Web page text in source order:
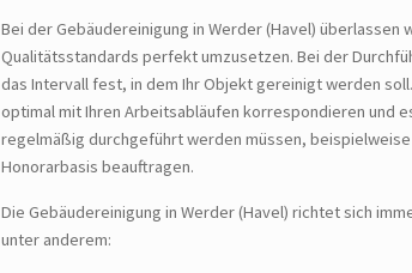
Bei der Gebäudereinigung in Werder (Havel) überlassen
Qualitätsstandards perfekt umzusetzen. Bei der
das Intervall fest, in dem Ihr Objekt gereinigt werden
optimal mit Ihren Arbeitsabläufen korrespondieren und
regelmäßig durchgeführt werden müssen,
Honorarbasis beauftragen.
Die Gebäudereinigung in Werder (Havel) richtet sich
unter anderem: